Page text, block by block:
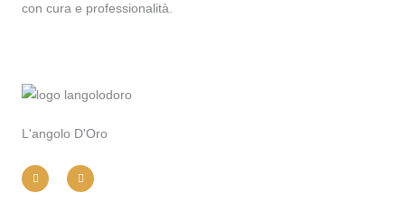
con cura e professionalità.
L'angolo D'Oro
n
s
t
a
c
e